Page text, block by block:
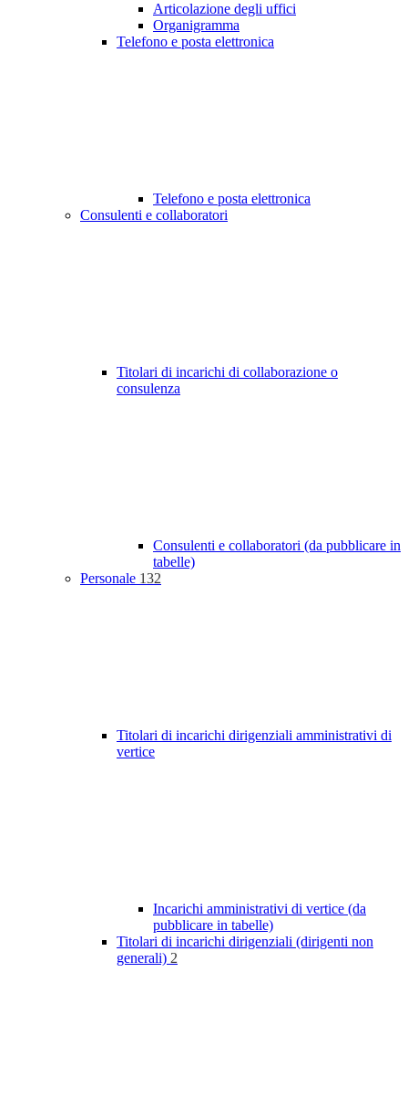
Articolazione degli uffici
Organigramma
Telefono e posta elettronica
Telefono e posta elettronica
Consulenti e collaboratori
Titolari di incarichi di collaborazione o
consulenza
Consulenti e collaboratori (da pubblicare in
tabelle)
Personale 132
Titolari di incarichi dirigenziali amministrativi di
vertice
Incarichi amministrativi di vertice (da
pubblicare in tabelle)
Titolari di incarichi dirigenziali (dirigenti non
generali) 2